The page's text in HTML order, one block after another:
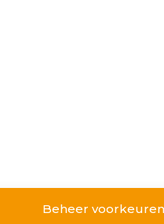
Beheer voorkeuren